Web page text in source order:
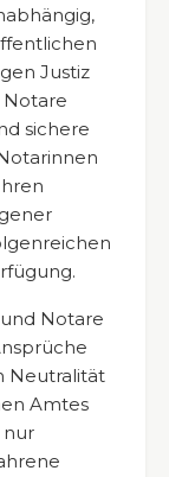
Justiz
sichere
Notare
Neutralität
Amtes
nur